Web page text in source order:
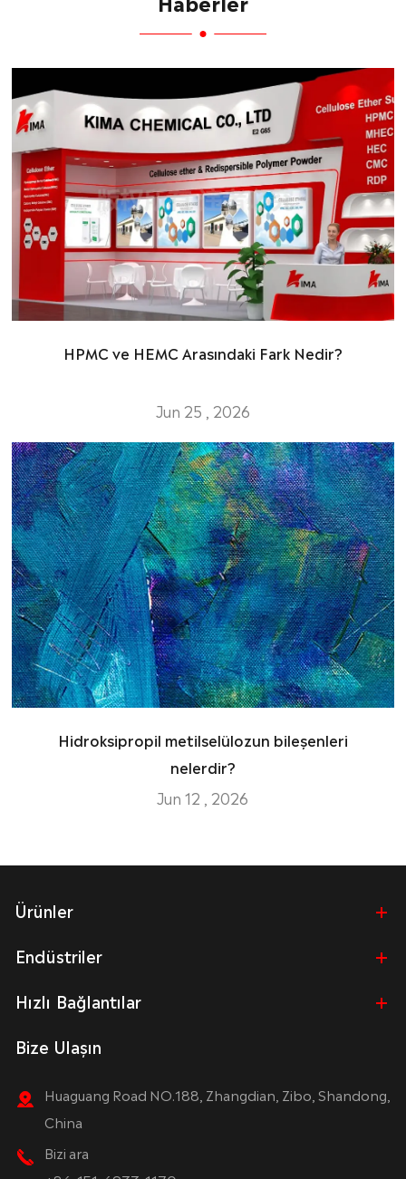
HPMC ve HEMC Arasındaki Fark Nedir?
Jun 25 , 2026
Hidroksipropil metilselülozun bileşenleri
nelerdir?
Jun 12 , 2026
Ürünler
Endüstriler
Hızlı Bağlantılar
Bize Ulaşın
Huaguang Road NO.188, Zhangdian, Zibo, Shandong,
China
Bizi ara